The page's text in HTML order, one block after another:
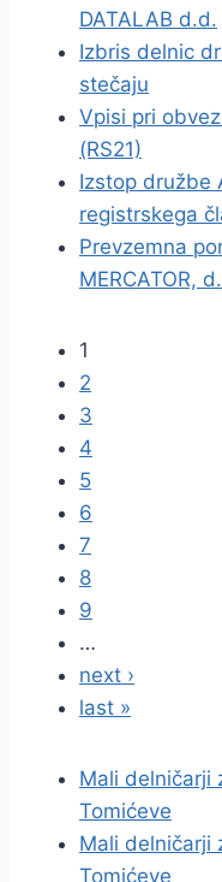
DATALAB d.d.
Izbris delnic
stečaju
Vpisi pri
(RS21)
Izstop družbe
registrskega
Prevzemna
MERCATOR,
1
2
3
4
5
6
7
8
9
…
next ›
last »
Mali delničarji
Tomićeve
Mali delničarji
Tomićeve